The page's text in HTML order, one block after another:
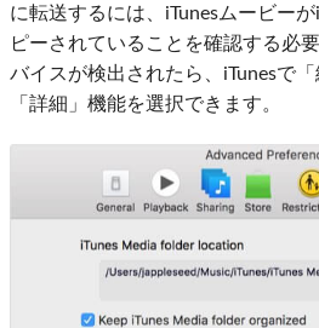
に転送するには、iTunesムービー
ピーされていることを確認する必
バイスが検出されたら、iTunesで
「詳細」機能を選択できます。